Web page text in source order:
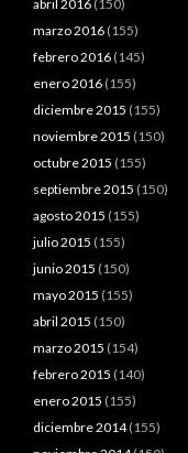
abril 2016 (150)
marzo 2016 (155)
febrero 2016 (145)
enero 2016 (155)
diciembre 2015 (155)
noviembre 2015 (150)
octubre 2015 (155)
septiembre 2015 (150)
agosto 2015 (155)
julio 2015 (155)
junio 2015 (150)
mayo 2015 (155)
abril 2015 (150)
marzo 2015 (154)
febrero 2015 (140)
enero 2015 (155)
diciembre 2014(155)